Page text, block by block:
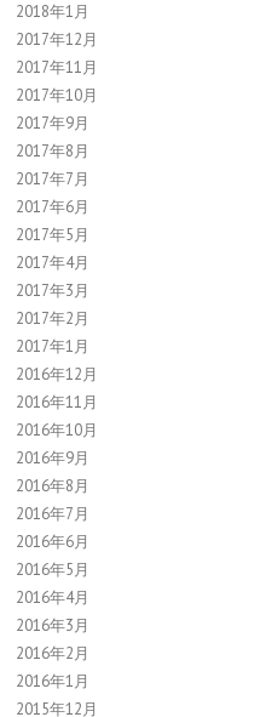
2018年1月
2017年12月
2017年11月
2017年10月
2017年9月
2017年8月
2017年7月
2017年6月
2017年5月
2017年4月
2017年3月
2017年2月
2017年1月
2016年12月
2016年11月
2016年10月
2016年9月
2016年8月
2016年7月
2016年6月
2016年5月
2016年4月
2016年3月
2016年2月
2016年1月
2015年12月